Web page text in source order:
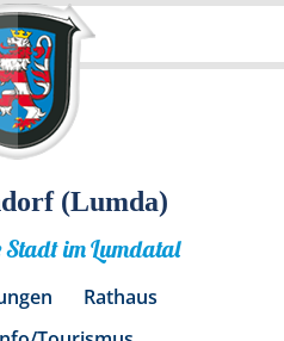
(Lumda)
Stadt im Lumdatal
Rathaus